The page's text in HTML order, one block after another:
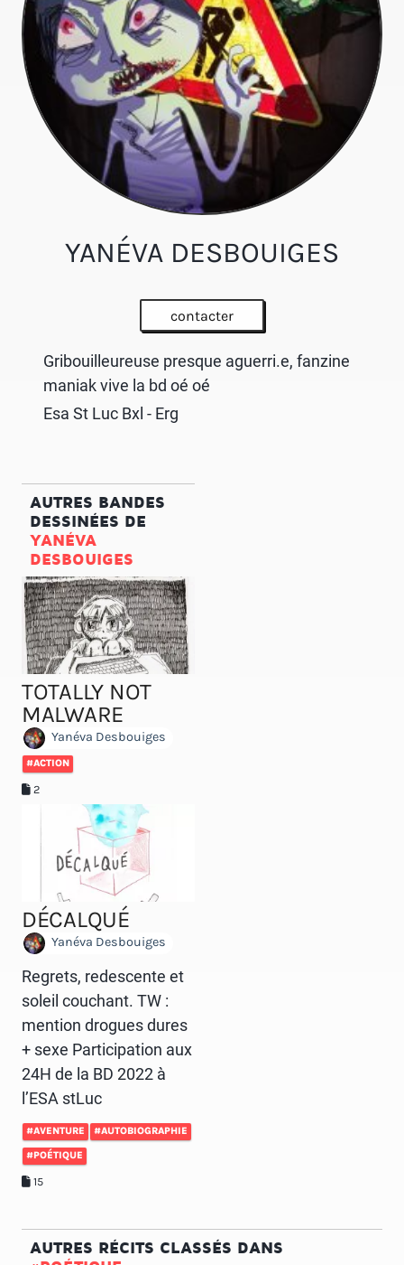
YANÉVA DESBOUIGES
contacter
Gribouilleureuse presque aguerri.e, fanzine
maniak vive la bd oé oé
Esa St Luc Bxl - Erg
AUTRES BANDES
DESSINÉES DE
YANÉVA
DESBOUIGES
TOTALLY NOT
MALWARE
Yanéva Desbouiges
#ACTION
2
DÉCALQUÉ
Yanéva Desbouiges
Regrets, redescente et
soleil couchant. TW :
mention drogues dures
+ sexe Participation aux
24H de la BD 2022 à
l’ESA stLuc
#AVENTURE #AUTOBIOGRAPHIE
#POÉTIQUE
15
AUTRES RÉCITS CLASSÉS DANS